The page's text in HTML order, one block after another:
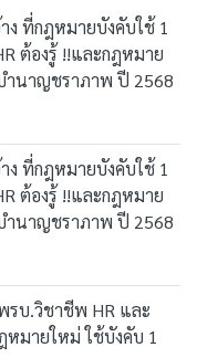
ง ที่กฎหมายบังคับใช้ 1
ต้องรู้ !!และกฎหมาย
ำนาญชราภาพ ปี 2568
ง ที่กฎหมายบังคับใช้ 1
ต้องรู้ !!และกฎหมาย
ำนาญชราภาพ ปี 2568
รบ.วิชาชีพ HR และ
หมายใหม่ ใช้บังคับ 1